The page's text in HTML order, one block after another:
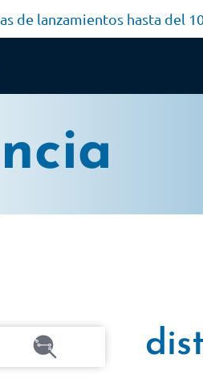
de lanzamientos hasta del